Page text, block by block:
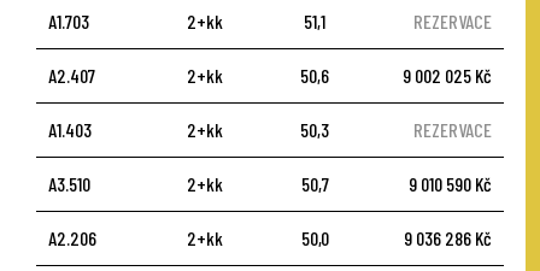
A1.703 2+kk 51,1 REZERVACE
A2.407 2+kk 50,6 9 002 025 Kč
A1.403 2+kk 50,3 REZERVACE
A3.510 2+kk 50,7 9 010 590 Kč
A2.206 2+kk 50,0 9 036 286 Kč